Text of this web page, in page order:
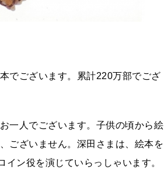
でございます。累計220万部でござ
一人でございます。子供の頃から絵
ございません。深田さまは、絵本を
ン役を演じていらっしゃいます。